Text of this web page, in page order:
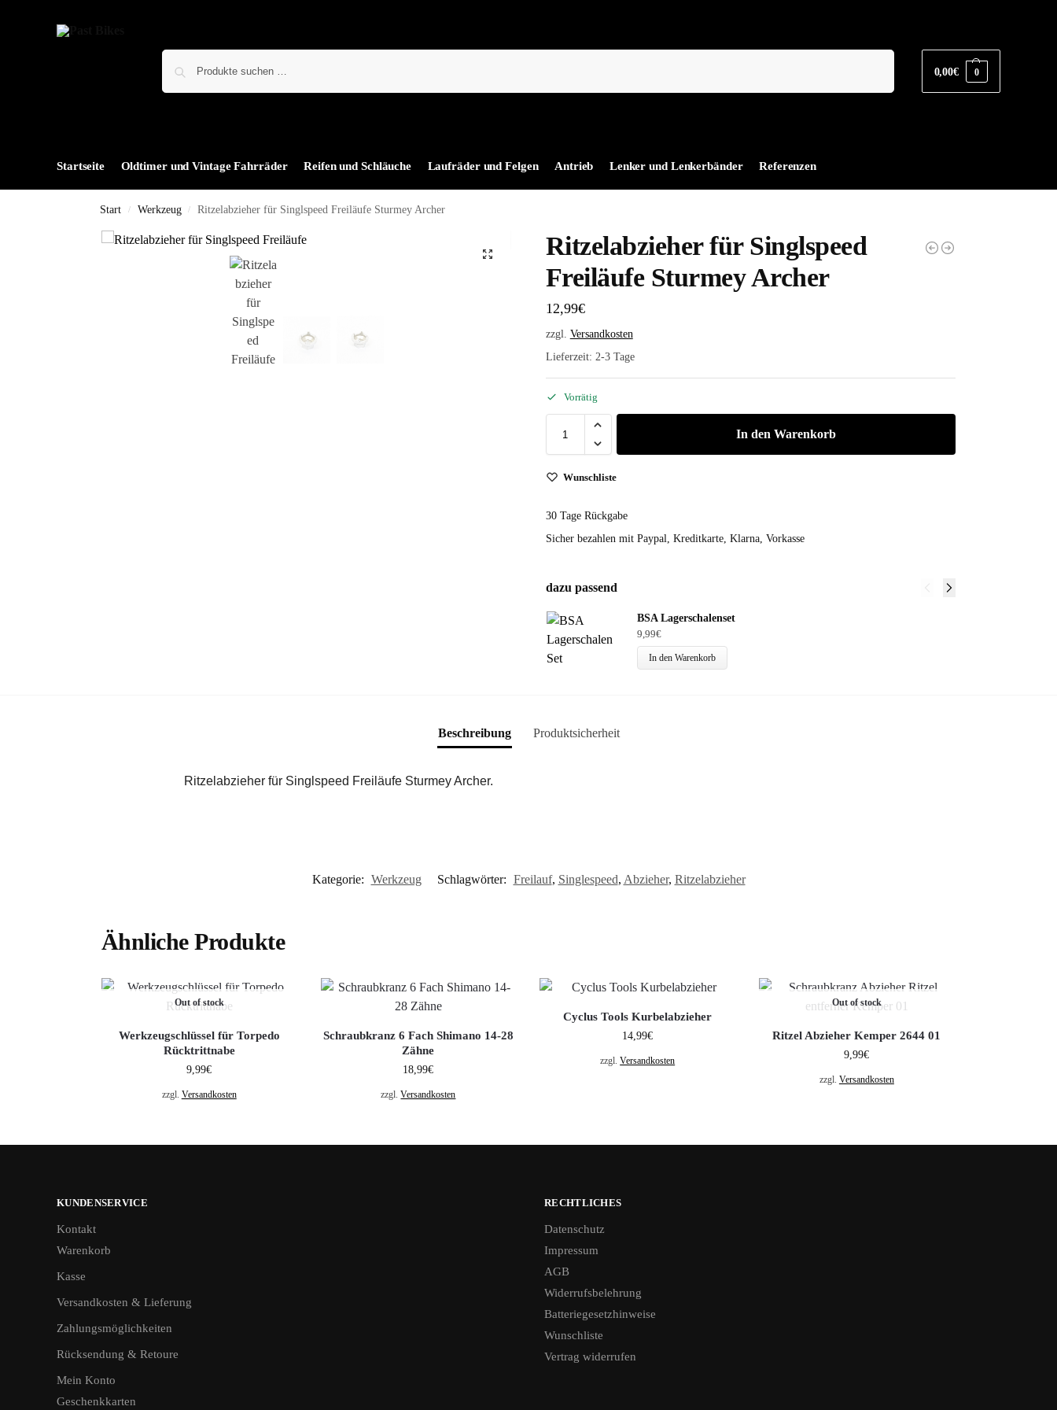
0,00€ 0
Startseite Oldtimer und Vintage Fahrräder Reifen und Schläuche Laufräder und Felgen Antrieb Lenker und Lenkerbänder Referenzen
Start / Werkzeug / Ritzelabzieher für Singlspeed Freiläufe Sturmey Archer
Ritzelabzieher für Singlspeed
Freiläufe Sturmey Archer
12,99€
zzgl. Versandkosten
Lieferzeit: 2-3 Tage
Vorrätig
In den Warenkorb
Wunschliste
30 Tage Rückgabe
Sicher bezahlen mit Paypal, Kreditkarte, Klarna, Vorkasse
dazu passend
BSA Lagerschalenset
9,99€
In den Warenkorb
Beschreibung Produktsicherheit
Ritzelabzieher für Singlspeed Freiläufe Sturmey Archer.
Kategorie: Werkzeug Schlagwörter: Freilauf, Singlespeed, Abzieher, Ritzelabzieher
Ähnliche Produkte
Out of stock
Werkzeugschlüssel für Torpedo
Rücktrittnabe
9,99€
zzgl. Versandkosten
Schraubkranz 6 Fach Shimano 14-28
Zähne
18,99€
zzgl.Versandkosten
Cyclus Tools Kurbelabzieher
14,99€
zzgl.Versandkosten
Out of stock
Ritzel Abzieher Kemper 2644 01
9,99€
zzgl. Versandkosten
KUNDENSERVICE
Kontakt
Warenkorb
Kasse
Versandkosten & Lieferung
Zahlungsmöglichkeiten
Rücksendung & Retoure
Mein Konto
Geschenkkarten
RECHTLICHES
Datenschutz
Impressum
AGB
Widerrufsbelehrung
Batteriegesetzhinweise
Wunschliste
Vertrag widerrufen